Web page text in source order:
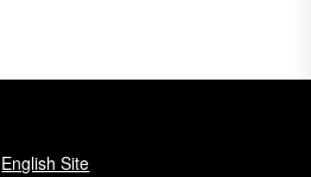
English Site